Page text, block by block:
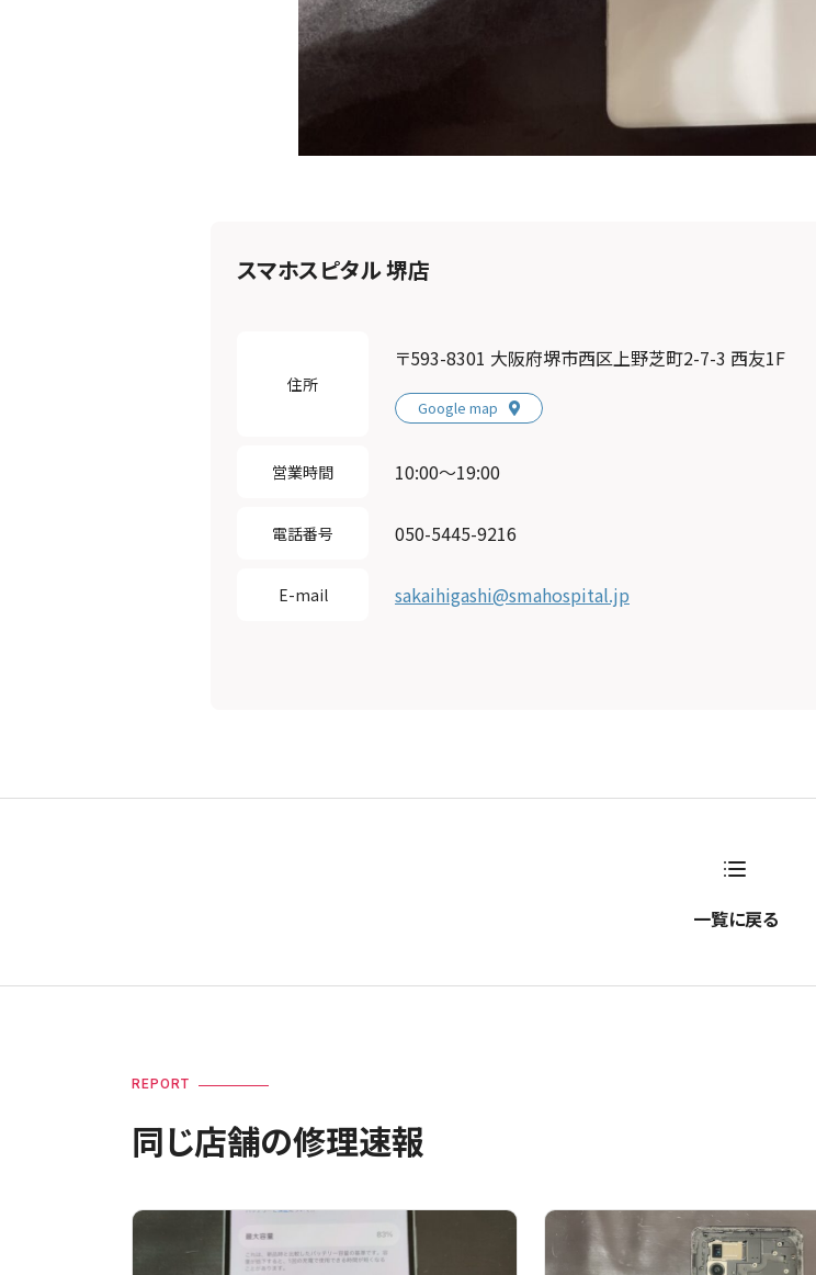
スマホスピタル 堺店
住所
〒593-8301 大阪府堺市西区上野芝町2-7-3 西友1F
Google map
営業時間 10:00〜19:00
電話番号 050-5445-9216
E-mail sakaihigashi@smahospital.jp
一覧に戻る
REPORT
同じ店舗の修理速報